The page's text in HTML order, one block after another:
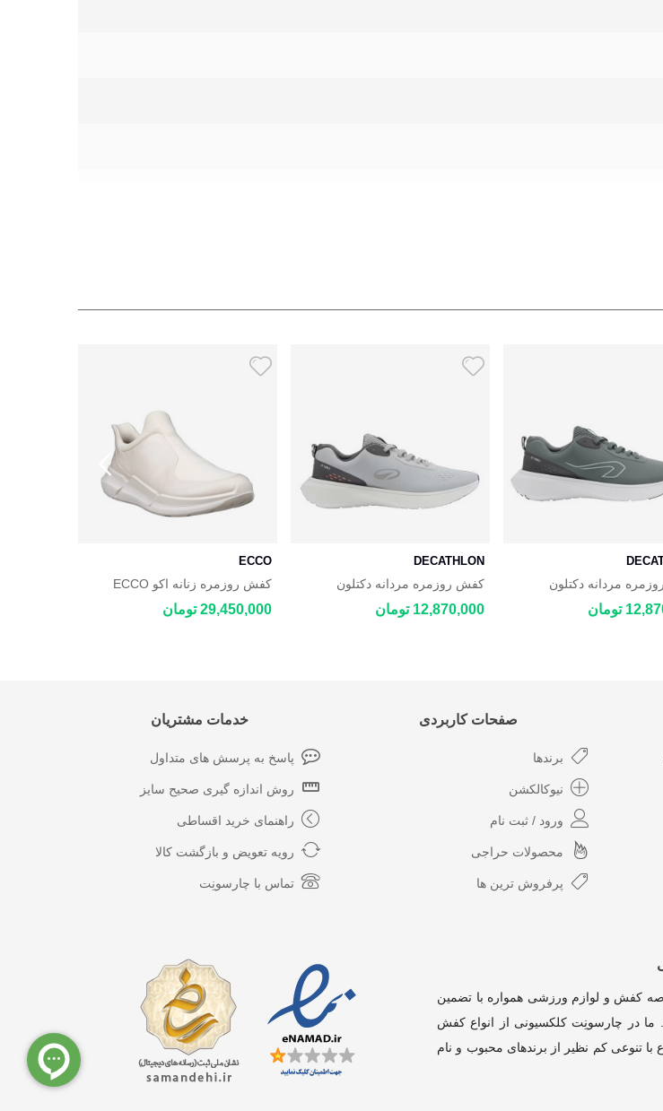
مردانه دکتلون
DECATHLON
تومان
DECATHLON
کفش روزمره مردانه دکتلون
DECATHLON JOGFLOW
12,870,000 تومان
ECCO
کفش روزمره زنانه اکو ECCO
Biom 2.2
29,450,000 تومان
صفحات کاربردی
برندها
نیوکالکشن
ورود / ثبت نام
محصولات حراجی
پرفروش ترین ها
خدمات مشتریان
پاسخ به پرسش های متداول
روش اندازه گیری صحیح سایز
راهنمای خرید اقساطی
رویه تعویض و بازگشت کالا
تماس با چارسونِت
کفش و لوازم ورزشی همواره با تضمین
در چارسونِت کلکسیونی از انواع کفش
تنوعی کم نظیر از برندهای محبوب و نام